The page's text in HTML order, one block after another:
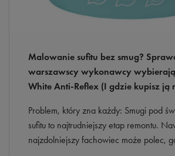
Malowanie sufitu bez smug?
warszawscy wykonawcy wybierają
White Anti-Reflex (I gdzie kupisz ją
Problem, który zna każdy: Smugi pod
sufitu to najtrudniejszy etap remontu.
najzdolniejszy fachowiec może polec,